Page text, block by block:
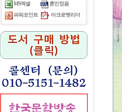
MS엑셀 훈민정음
파워포인트 아크로벳리더